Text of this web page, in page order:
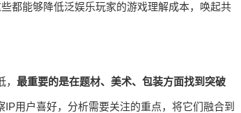
都能够降低泛娱乐玩家的游戏理解成本，唤起共
最重要的是在题材、美术、包装方面找到突破
用户喜好，分析需要关注的重点，将它们融合到